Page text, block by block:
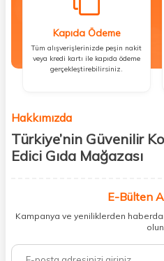
Kapıda Ödeme
Tüm alışverişlerinizde peşin nakit
veya kredi kartı ile kapıda ödeme
gerçekleştirebilirsiniz.
Hakkımızda
Türkiye’nin Güvenilir
Edici Gıda Mağazası
kişisel bakım hem de takviye edici
buluşturuyoruz. Artık mağaza
ihtiyacınız olan her şeyi tek bir çatı
%100 orijinal kozmetik ve sağlık
E-Bülten
Kampanya ve yeniliklerden